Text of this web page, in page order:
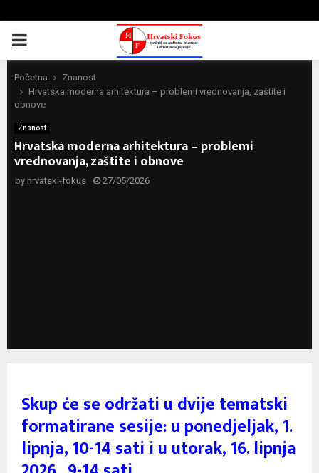
PRIMARY
MENU
Početna
Znanost
Hrvatska moderna arhitektura – problemi vrednovanja, zaštite i
obnove
Znanost
Hrvatska moderna arhitektura – problemi
vrednovanja, zaštite i obnove
by hrvatski-fokus 27/05/2026
Skup će se održati u dvije tematski
formatirane sesije: u ponedjeljak, 1.
lipnja, 10-14 sati i u utorak, 16. lipnja